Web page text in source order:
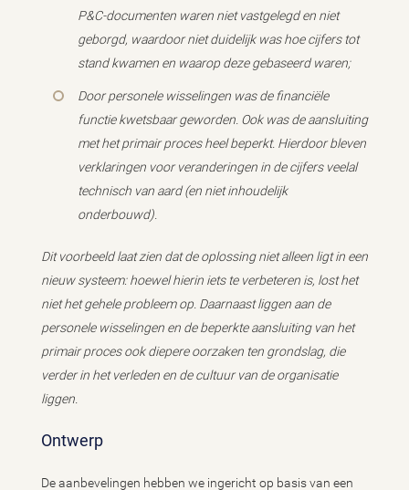
P&C-documenten waren niet vastgelegd en niet
geborgd, waardoor niet duidelijk was hoe cijfers tot
stand kwamen en waarop deze gebaseerd waren;
Door personele wisselingen was de financiële
functie kwetsbaar geworden. Ook was de aansluiting
met het primair proces heel beperkt. Hierdoor bleven
verklaringen voor veranderingen in de cijfers veelal
technisch van aard (en niet inhoudelijk
onderbouwd).
Dit voorbeeld laat zien dat de oplossing niet alleen ligt in een
nieuw systeem: hoewel hierin iets te verbeteren is, lost het
niet het gehele probleem op. Daarnaast liggen aan de
personele wisselingen en de beperkte aansluiting van het
primair proces ook diepere oorzaken ten grondslag, die
verder in het verleden en de cultuur van de organisatie
liggen.
Ontwerp
De aanbevelingen hebben we ingericht op basis van een